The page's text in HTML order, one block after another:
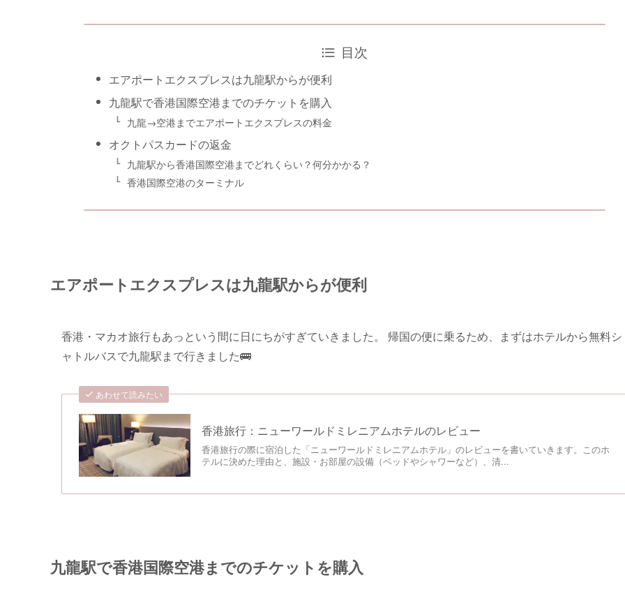
目次
エアポートエクスプレスは九龍駅からが便利
九龍駅で香港国際空港までのチケットを購入
九龍→空港までエアポートエクスプレスの料金
オクトパスカードの返金
九龍駅から香港国際空港までどれくらい？何分かかる？
香港国際空港のターミナル
エアポートエクスプレスは九龍駅からが便利
香港・マカオ旅行もあっという間に日にちがすぎていきました。 帰国の便に乗るため、まずはホテルから無料シ
ャトルバスで九龍駅まで行きました🚌
あわせて読みたい
香港旅行：ニューワールドミレニアムホテルのレビュー
香港旅行の際に宿泊した「ニューワールドミレニアムホテル」のレビューを書いていきます。このホ
テルに決めた理由と、施設・お部屋の設備（ベッドやシャワーなど）、清...
九龍駅で香港国際空港までのチケットを購入